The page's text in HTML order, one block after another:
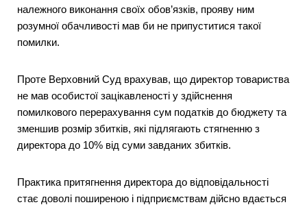
належного виконання своїх обов’язків, прояву ним
розумної обачливості мав би не припуститися такої
помилки.
Проте Верховний Суд врахував, що директор товариства
не мав особистої зацікавленості у здійснення
помилкового перерахування сум податків до бюджету та
зменшив розмір збитків, які підлягають стягненню з
директора до 10% від суми завданих збитків.
Практика притягнення директора до відповідальності
стає доволі поширеною і підприємствам дійсно вдається